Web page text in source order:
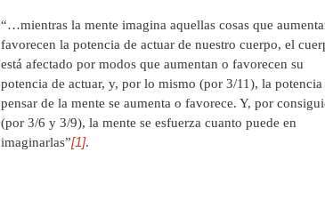
“…mientras la mente imagina aquellas cosas que
favorecen la potencia de actuar de nuestro cuerpo, el
está afectado por modos que aumentan o favorecen su
potencia de actuar, y, por lo mismo (por 3/11), la potencia
pensar de la mente se aumenta o favorece. Y, por
(por 3/6 y 3/9), la mente se esfuerza cuanto puede en
imaginarlas”[1].